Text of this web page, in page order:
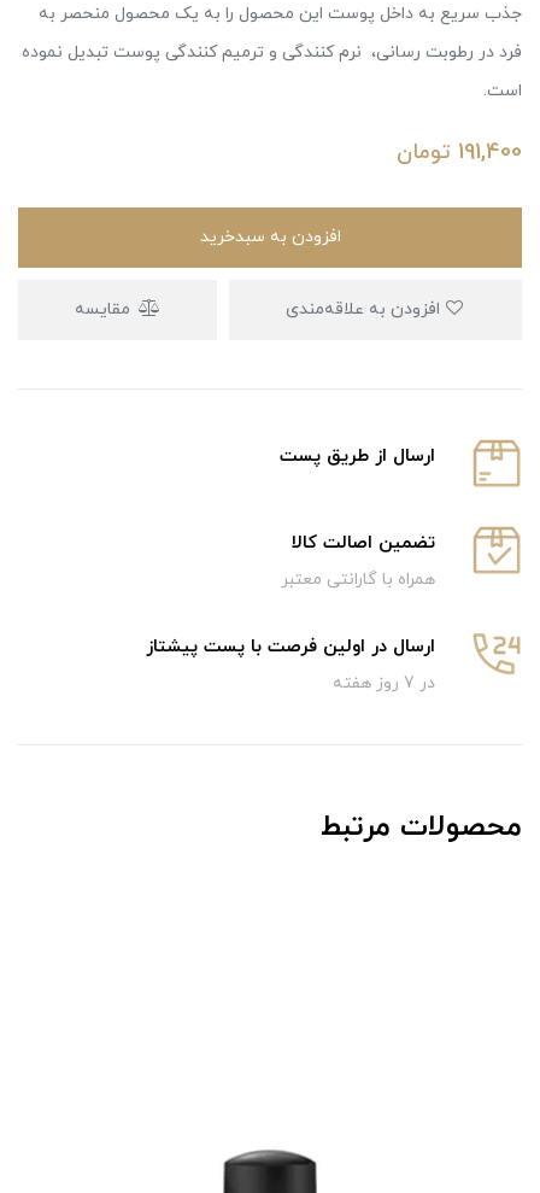
جذب سریع به داخل پوست این محصول را به یک محصول منحصر به
فرد در رطوبت رسانی، نرم کنندگی و ترمیم کنندگی پوست تبدیل نموده
است.
191,400 تومان
افزودن به سبدخرید
مقایسه
ارسال از طریق پست
تضمین اصالت کالا
همراه با گارانتی معتبر
ارسال در اولین فرصت با پست پیشتاز
در 7 روز هفته
محصولات مرتبط